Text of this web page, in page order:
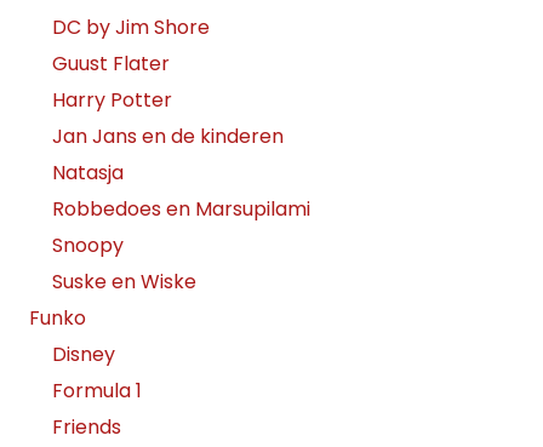
DC by Jim Shore
Guust Flater
Harry Potter
Jan Jans en de kinderen
Natasja
Robbedoes en Marsupilami
Snoopy
Suske en Wiske
Funko
Disney
Formula 1
Friends